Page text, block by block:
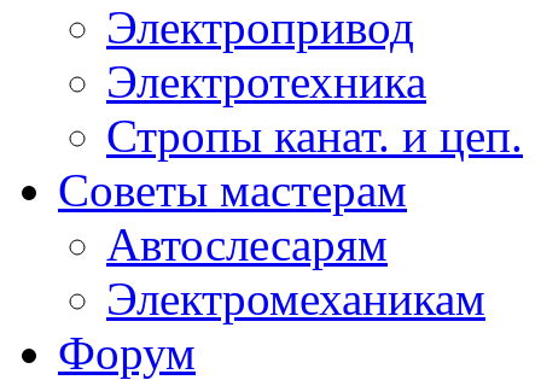
Электропривод
Электротехника
Стропы канат. и цеп.
Советы мастерам
Автослесарям
Электромеханикам
Форум